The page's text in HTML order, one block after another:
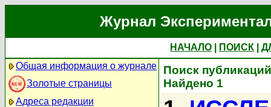
Журнал
НАЧАЛО ПОИСК
Общая информация о журнале
Золотые страницы
Адреса редакции
Поиск
Найдено 1